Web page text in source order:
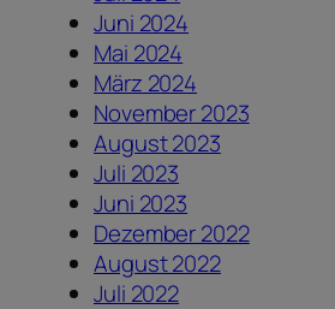
Juni 2024
Mai 2024
März 2024
November 2023
August 2023
Juli 2023
Juni 2023
Dezember 2022
August 2022
Juli 2022